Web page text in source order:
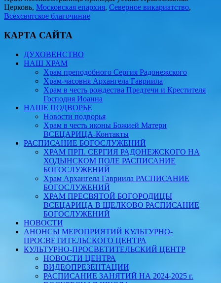
Церковь, Московская епархия, Северное викариатство,
Всехсвятское благочиние
КАРТА САЙТА
ДУХОВЕНСТВО
НАШ ХРАМ
Храм преподобного Сергия Радонежского
Храм-часовня Архангела Гавриила
Храм в честь рождества Предтечи и Крестителя
Господня Иоанна
НАШЕ ПОДВОРЬЕ
Новости подворья
Храм в честь иконы Божией Матери
ВСЕЦАРИЦА-Контакты
РАСПИСАНИЕ БОГОСЛУЖЕНИЙ
ХРАМ ПРП. СЕРГИЯ РАДОНЕЖСКОГО НА
ХОДЫНСКОМ ПОЛЕ РАСПИСАНИЕ
БОГОСЛУЖЕНИЙ
Храм Архангела Гавриила РАСПИСАНИЕ
БОГОСЛУЖЕНИЙ
ХРАМ ПРЕСВЯТОЙ БОГОРОДИЦЫ
ВСЕЦАРИЦА В ЩЕЛКОВО РАСПИСАНИЕ
БОГОСЛУЖЕНИЙ
НОВОСТИ
АНОНСЫ МЕРОПРИЯТИЙ КУЛЬТУРНО-
ПРОСВЕТИТЕЛЬСКОГО ЦЕНТРА
КУЛЬТУРНО-ПРОСВЕТИТЕЛЬСКИЙ ЦЕНТР
НОВОСТИ ЦЕНТРА
ВИДЕОПРЕЗЕНТАЦИИ
РАСПИСАНИЕ ЗАНЯТИЙ НА 2024-2025 г.